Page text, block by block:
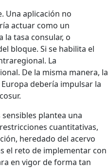
Una aplicación no
actuar como un
la tasa consular, o
bloque. Si se habilita el
La
De la misma manera, la
debería impulsar la
plantea una
cuantitativas,
heredado del acervo
el reto de implementar con
en vigor de forma tan